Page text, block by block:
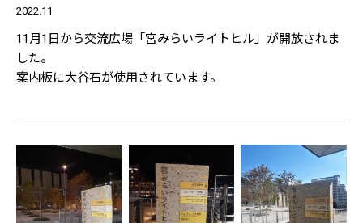
2022.11
11月1日から交流広場「宮みらいライトヒル」が開放されま
した。
案内板に大谷石が使用されています。